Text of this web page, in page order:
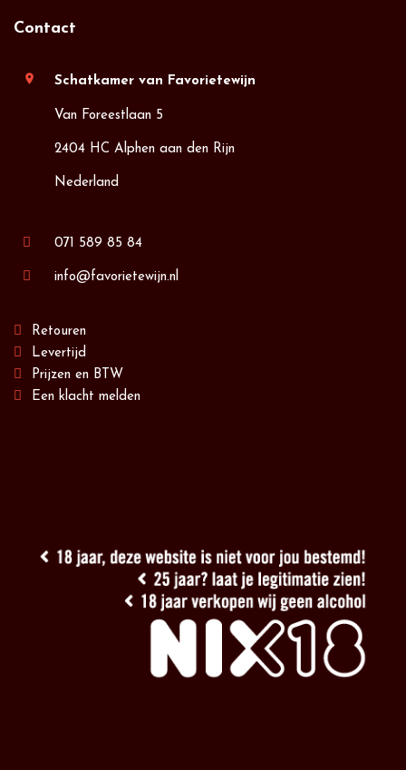
Contact
location_on Schatkamer van Favorietewijn
Van Foreestlaan 5
2404 HC Alphen aan den Rijn
Nederland
071 589 85 84
info@favorietewijn.nl
Retouren
Levertijd
Prijzen en BTW
Een klacht melden